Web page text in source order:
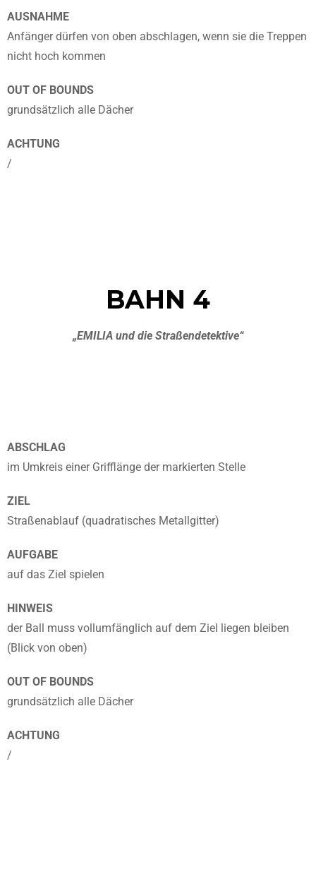
AUSNAHME
Anfänger dürfen von oben abschlagen, wenn sie die Treppen
nicht hoch kommen
OUT OF BOUNDS
grundsätzlich alle Dächer
ACHTUNG
/
BAHN 4
„EMILIA und die Straßendetektive“
ABSCHLAG
im Umkreis einer Grifflänge der markierten Stelle
ZIEL
Straßenablauf (quadratisches Metallgitter)
AUFGABE
auf das Ziel spielen
HINWEIS
der Ball muss vollumfänglich auf dem Ziel liegen bleiben
(Blick von oben)
OUT OF BOUNDS
grundsätzlich alle Dächer
ACHTUNG
/